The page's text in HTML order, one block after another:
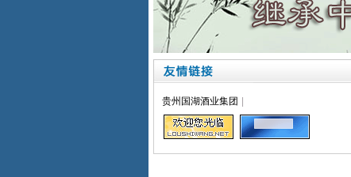
贵州国湖酒业集团